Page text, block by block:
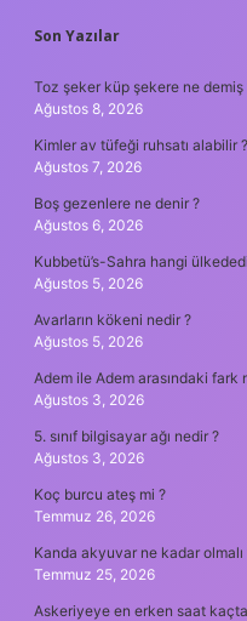
SIDEBAR
Son Yazılar
Toz şeker küp şekere ne demiş
Ağustos 8, 2026
Kimler av tüfeği ruhsatı alabilir ?
Ağustos 7, 2026
Boş gezenlere ne denir ?
Ağustos 6, 2026
Kubbetü’s-Sahra hangi
Ağustos 5, 2026
Avarların kökeni nedir ?
Ağustos 5, 2026
Adem ile Adem arasındaki fark
Ağustos 3, 2026
5. sınıf bilgisayar ağı nedir ?
Ağustos 3, 2026
Koç burcu ateş mi ?
Temmuz 26, 2026
Kanda akyuvar ne kadar olmalı
Temmuz 25, 2026
Askeriyeye en erken saat